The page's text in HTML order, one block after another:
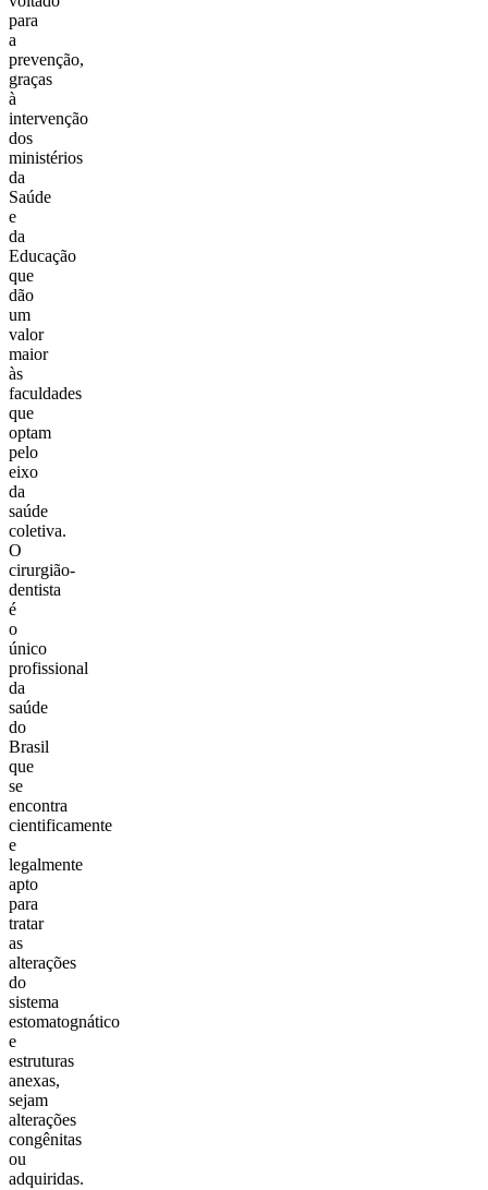
para
a
prevenção,
graças
à
intervenção
dos
ministérios
da
Saúde
e
da
Educação
que
dão
um
valor
maior
às
faculdades
que
optam
pelo
eixo
da
saúde
coletiva.
O
cirurgião-
dentista
é
o
único
profissional
da
saúde
do
Brasil
que
se
encontra
cientificamente
e
legalmente
apto
para
tratar
as
alterações
do
sistema
estomatognático
e
estruturas
anexas,
sejam
alterações
congênitas
ou
adquiridas.